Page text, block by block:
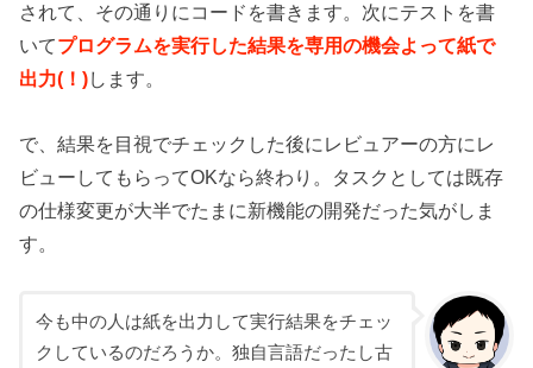
されて、その通りにコードを書きます。次にテストを書
いてプログラムを実行した結果を専用の機会よって紙で
出力(！)します。
で、結果を目視でチェックした後にレビュアーの方にレ
ビューしてもらってOKなら終わり。タスクとしては既存
の仕様変更が大半でたまに新機能の開発だった気がしま
す。
今も中の人は紙を出力して実行結果をチェッ
クしているのだろうか。独自言語だったし古